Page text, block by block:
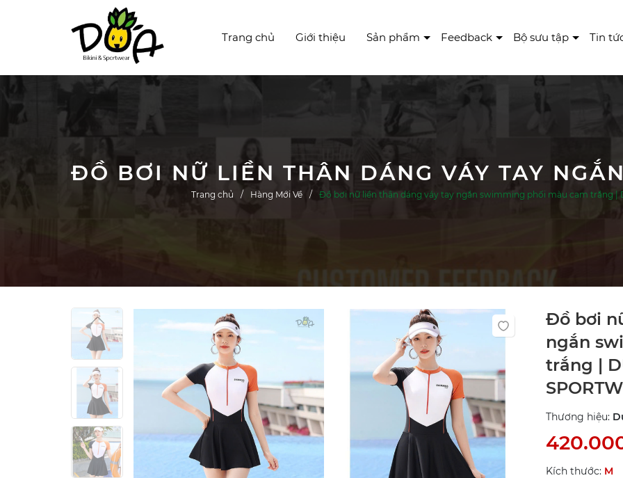
Trang chủ Giới thiệu Sản phẩm Feedback Bộ sưu tập Tin
Trang chủ Hàng Mới Về Đồ bơi nữ liền thân dáng váy tay ngắn swimming phối màu cam trắng |
Đồ bơi
ngắn
trắng |
Thương hiệu:
Kích thước: M